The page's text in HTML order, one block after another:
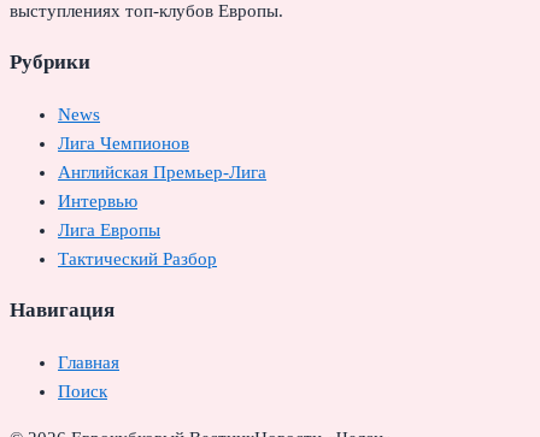
выступлениях топ-клубов Европы.
Рубрики
News
Лига Чемпионов
Английская Премьер-Лига
Интервью
Лига Европы
Тактический Разбор
Навигация
Главная
Поиск